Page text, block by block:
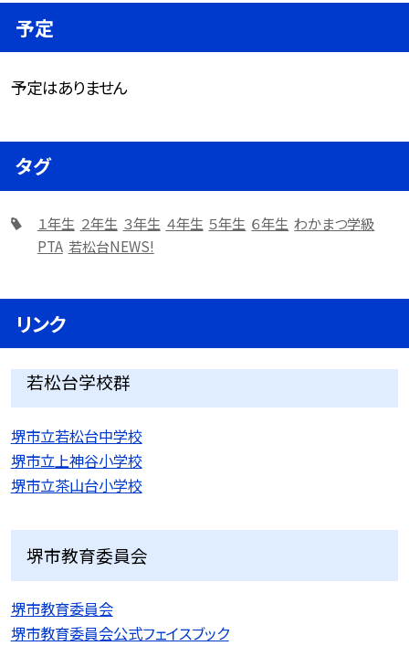
予定
予定はありません
タグ
１年生 ２年生 ３年生 ４年生 ５年生 ６年生 わかまつ学級
PTA 若松台NEWS!
リンク
若松台学校群
堺市立若松台中学校
堺市立上神谷小学校
堺市立茶山台小学校
堺市教育委員会
堺市教育委員会
堺市教育委員会公式フェイスブック